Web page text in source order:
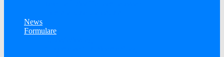
News
Formulare